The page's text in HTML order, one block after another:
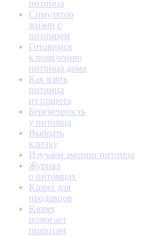
питомца
Симулятор
жизни с
питомцем
Готовимся
к появлению
питомца дома
Как взять
питомца
из приюта
Беременность
у питомца
Выбрать
кличку
Изучаем эмоции питомца
Журнал
о питомцах
Kinpet для
продавцов
Kinpet
помогает
приютам